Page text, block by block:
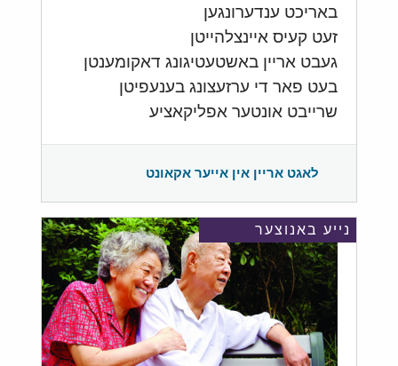
באריכט ענדערונגען
זעט קעיס איינצלהייטן
געבט אריין באשטעטיגונג דאקומענטן
בעט פאר די ערזעצונג בענעפיטן
שרייבט אונטער אפליקאציע
לאגט אריין אין אייער אקאונט
נייע באנוצער